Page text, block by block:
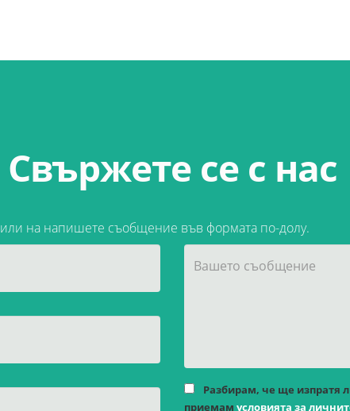
Свържете се с нас
или на напишете съобщение във формата по-долу.
Разбирам, че ще изпратя
приемам условията за